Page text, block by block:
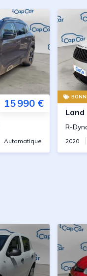
15 990 €
Automatique
Land
R-
2020